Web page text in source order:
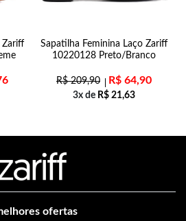
Zariff
Sapatilha Feminina Laço Zariff
10220128 Preto/Branco
R$209,90 R$ 64,90
3x de R$ 21,63
ofertas